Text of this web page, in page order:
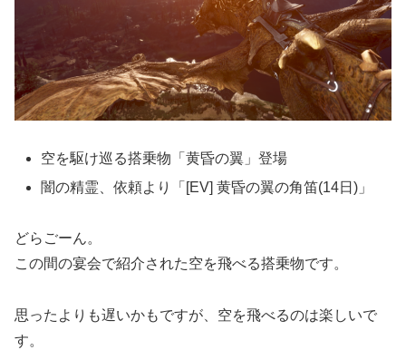
空を駆け巡る搭乗物「黄昏の翼」登場
闇の精霊、依頼より「[EV] 黄昏の翼の角笛(14日)」
どらごーん。
この間の宴会で紹介された空を飛べる搭乗物です。
思ったよりも遅いかもですが、空を飛べるのは楽しいで
す。